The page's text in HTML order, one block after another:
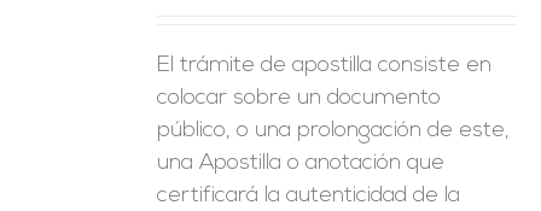
El trámite de apostilla consiste en
colocar sobre un documento
público, o una prolongación de este,
una Apostilla o anotación que
certificará la autenticidad de la